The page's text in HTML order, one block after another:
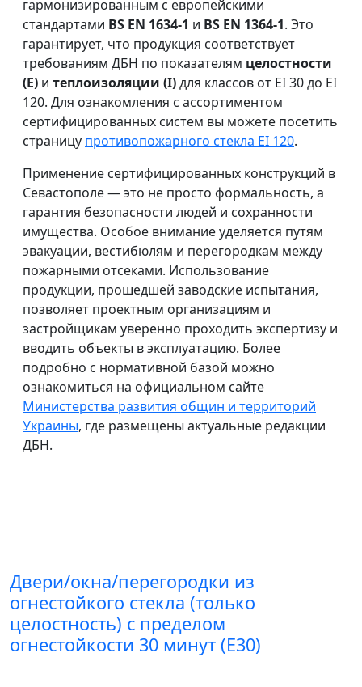
гармонизированным с европейскими
стандартами BS EN 1634-1 и BS EN 1364-1. Это
гарантирует, что продукция соответствует
требованиям ДБН по показателям целостности
(E) и теплоизоляции (I)для классов от EI 30 до EI
120. Для ознакомления с ассортиментом
сертифицированных систем вы можете посетить
страницу противопожарного стекла EI 120.
Применение сертифицированных конструкций в
Севастополе — это не просто формальность, а
гарантия безопасности людей и сохранности
имущества. Особое внимание уделяется путям
эвакуации, вестибюлям и перегородкам между
пожарными отсеками. Использование
продукции, прошедшей заводские испытания,
позволяет проектным организациям и
застройщикам уверенно проходить экспертизу и
вводить объекты в эксплуатацию. Более
подробно с нормативной базой можно
ознакомиться на официальном сайте
Министерства развития общин и территорий
Украины, где размещены актуальные редакции
ДБН.
Двери/окна/перегородки из
огнестойкого стекла (только
целостность) с пределом
огнестойкости 30 минут (E30)